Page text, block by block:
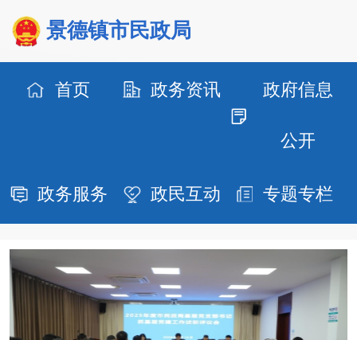
景德镇市民政局
首页 政务资讯 政府信息
公开
政务服务 政民互动 专题专栏